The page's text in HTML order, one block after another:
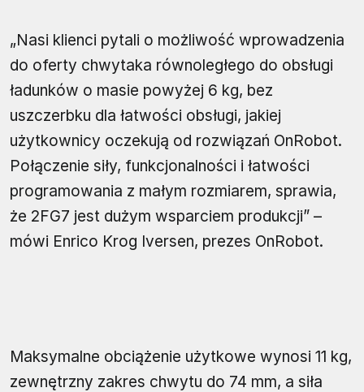
„Nasi klienci pytali o możliwość wprowadzenia
do oferty chwytaka równoległego do obsługi
ładunków o masie powyżej 6 kg, bez
uszczerbku dla łatwości obsługi, jakiej
użytkownicy oczekują od rozwiązań OnRobot.
Połączenie siły, funkcjonalności i łatwości
programowania z małym rozmiarem, sprawia,
że 2FG7 jest dużym wsparciem produkcji” –
mówi Enrico Krog Iversen, prezes OnRobot.
Maksymalne obciążenie użytkowe wynosi 11 kg,
zewnętrzny zakres chwytu do 74 mm, a siła